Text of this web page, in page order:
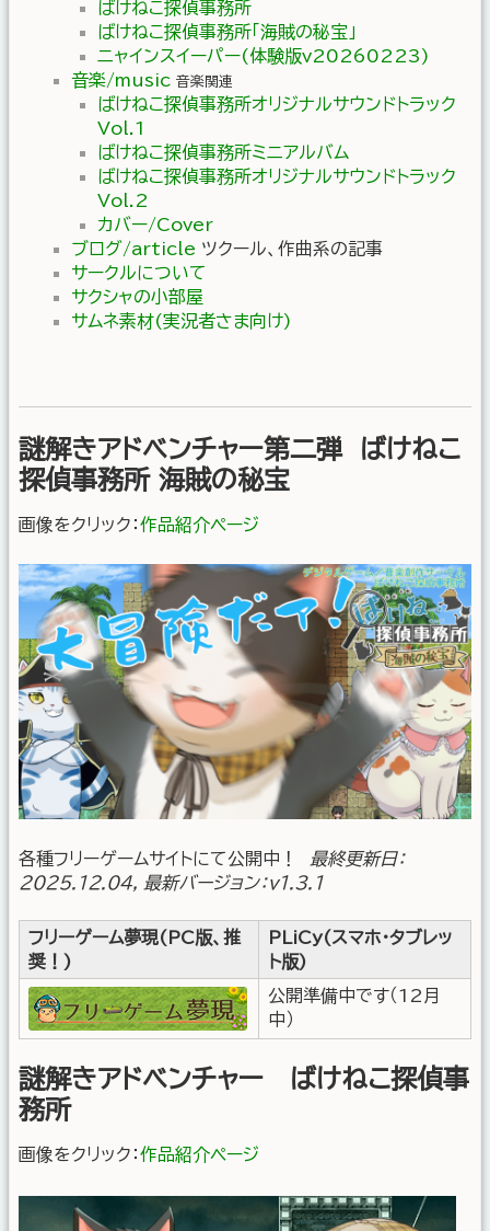
ばけねこ探偵事務所
ばけねこ探偵事務所「海賊の秘宝」
ニャインスイーパー(体験版v20260223)
音楽/music 音楽関連
ばけねこ探偵事務所オリジナルサウンドトラック
Vol.1
ばけねこ探偵事務所ミニアルバム
ばけねこ探偵事務所オリジナルサウンドトラック
Vol.2
カバー/Cover
ブログ/article ツクール、作曲系の記事
サークルについて
サクシャの小部屋
サムネ素材(実況者さま向け)
謎解きアドベンチャー第二弾 ばけねこ
探偵事務所 海賊の秘宝
画像をクリック：作品紹介ページ
各種フリーゲームサイトにて公開中！
最終更新日：
2025.12.04, 最新バージョン：v1.3.1
フリーゲーム夢現(PC版、推
奨！)
PLiCy(スマホ・タブレッ
ト版)
公開準備中です（12月
中）
謎解きアドベンチャー ばけねこ探偵事
務所
画像をクリック：作品紹介ページ